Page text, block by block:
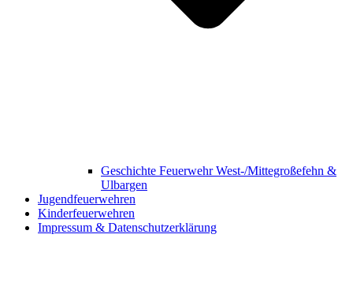
Geschichte Feuerwehr West-/Mittegroßefehn &
Ulbargen
Jugendfeuerwehren
Kinderfeuerwehren
Impressum & Datenschutzerklärung